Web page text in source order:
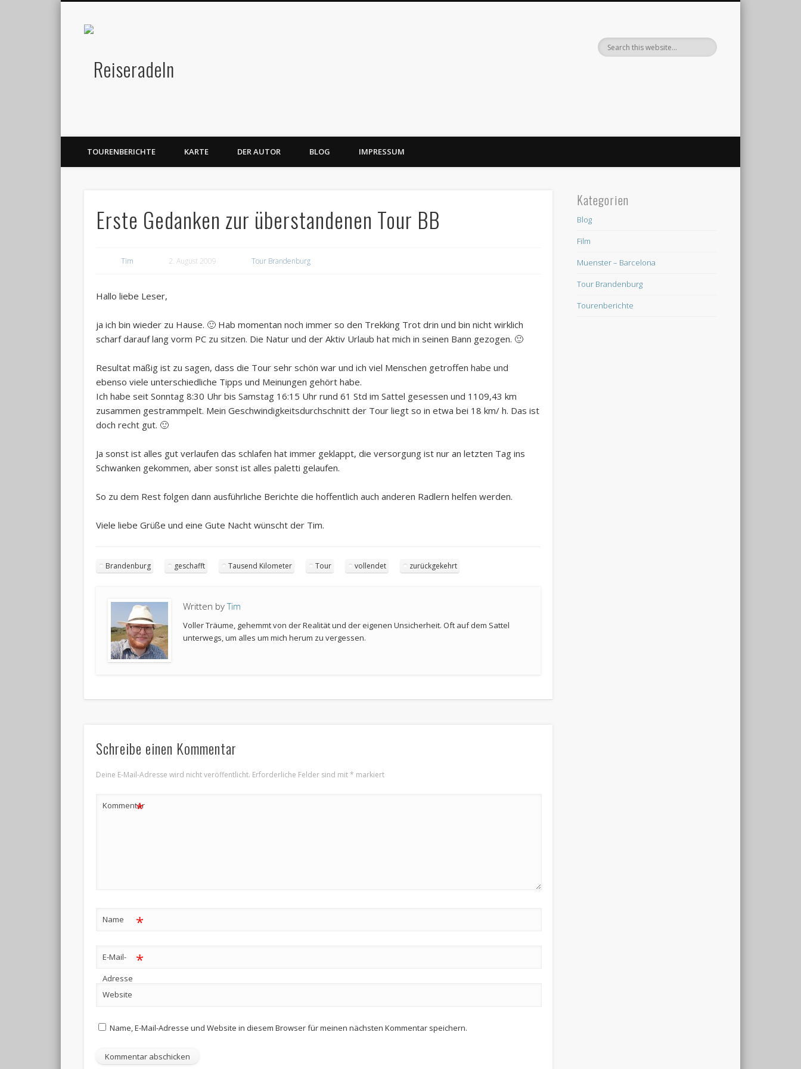
TOURENBERICHTE KARTE DER AUTOR BLOG IMPRESSUM
Erste Gedanken zur überstandenen Tour BB
Tim 2. August 2009 Tour Brandenburg
Hallo liebe Leser,
ja ich bin wieder zu Hause. 🙂 Hab momentan noch immer so den Trekking Trot drin und bin nicht wirklich
scharf darauf lang vorm PC zu sitzen. Die Natur und der Aktiv Urlaub hat mich in seinen Bann gezogen. 🙂
Resultat mäßig ist zu sagen, dass die Tour sehr schön war und ich viel Menschen getroffen habe und
ebenso viele unterschiedliche Tipps und Meinungen gehört habe.
Ich habe seit Sonntag 8:30 Uhr bis Samstag 16:15 Uhr rund 61 Std im Sattel gesessen und 1109,43 km
zusammen gestrammpelt. Mein Geschwindigkeitsdurchschnitt der Tour liegt so in etwa bei 18 km/ h. Das ist
doch recht gut. 🙂
Ja sonst ist alles gut verlaufen das schlafen hat immer geklappt, die versorgung ist nur an letzten Tag ins
Schwanken gekommen, aber sonst ist alles paletti gelaufen.
So zu dem Rest folgen dann ausführliche Berichte die hoffentlich auch anderen Radlern helfen werden.
Viele liebe Grüße und eine Gute Nacht wünscht der Tim.
Brandenburg geschafft Tausend Kilometer Tour vollendet zurückgekehrt
Written byTim
Voller Träume, gehemmt von der Realität und der eigenen Unsicherheit. Oft auf dem Sattel
unterwegs, um alles um mich herum zu vergessen.
Schreibe einen Kommentar
Deine E-Mail-Adresse wird nicht veröffentlicht. Erforderliche Felder sind mit* markiert
Kommentar
*
Name *
E-Mail-
Adresse
*
Website
Name, E-Mail-Adresse und Website in diesem Browser für meinen nächsten Kommentar speichern.
Kategorien
Blog
Film
Muenster – Barcelona
Tour Brandenburg
Tourenberichte